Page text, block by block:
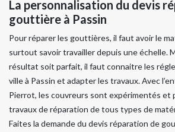
La personnalisation du devis
gouttière à Passin
Pour réparer les gouttières, il faut avoir le
surtout savoir travailler depuis une échelle.
résultat soit parfait, il faut connaitre les
ville à Passin et adapter les travaux. Avec
Pierrot, les couvreurs sont expérimentés et
travaux de réparation de tous types de
Faites la demande du devis réparation de